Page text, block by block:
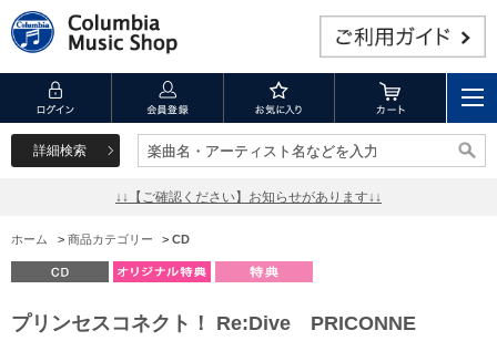
詳細検索 楽曲名・アーティスト名などを入力
楽曲名・アーティスト名などを入力
↓↓【ご確認ください】お知らせがあります↓↓
ホーム > 商品カテゴリー > CD
プリンセスコネクト！ Re:Dive PRICONNE